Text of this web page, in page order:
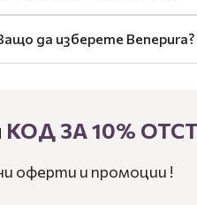
да изберете Benepura?
КОД ЗА 10%
оферти и промоции !